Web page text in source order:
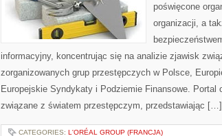
poświęcone
organizacji, a
informacyjny, koncentrując się na analizie zjawisk
zorganizowanych grup przestępczych w Polsce,
Europejskie Syndykaty i Podziemie Finansowe. Portal
związane z światem przestępczym, przedstawiając […]
CATEGORIES: L'ORÉAL GROUP (FRANCJA)